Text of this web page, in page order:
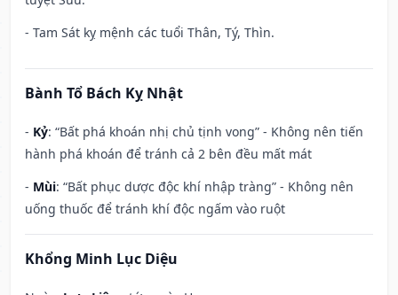
- Tam Sát kỵ mệnh các tuổi Thân, Tý, Thìn.
Bành Tổ Bách Kỵ Nhật
- Kỷ: “Bất phá khoán nhị chủ tịnh vong” - Không nên tiến
hành phá khoán để tránh cả 2 bên đều mất mát
- Mùi: “Bất phục dược độc khí nhập tràng” - Không nên
uống thuốc để tránh khí độc ngấm vào ruột
Khổng Minh Lục Diệu